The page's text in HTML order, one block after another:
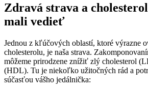
Zdravá⁣ strava a
mali vedieť
Jednou z kľúčových oblastí, ktoré výrazne
cholesterolu, je ‌naša strava.​
môžeme prirodzene znížiť zlý cholesterol
(HDL). ​Tu je niekoľko⁢ užitočných rád⁤ a
súčasťou vášho jedálnička: